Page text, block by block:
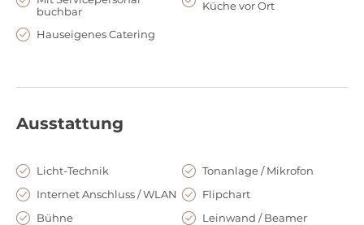
benachbarten Konzert- und Kongresshalle schafft eine
einzigartige Möglichkeit zur Durchführung von Kongressen,
buchbar
Küche vor Ort
Hauseigenes Catering
Ausstattung
Licht-Technik
Tonanlage / Mikrofon
Internet Anschluss / WLAN
Flipchart
Bühne
Leinwand / Beamer